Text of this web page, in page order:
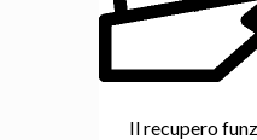
Il recupero